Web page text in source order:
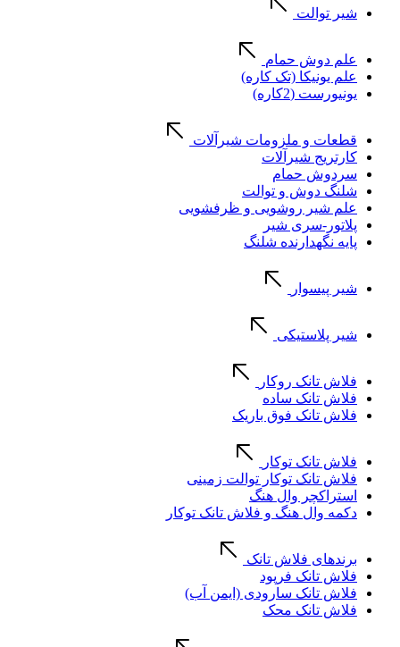
شیر توالت
علم دوش حمام
علم یونیکا (تک کاره)
یونیورست (2کاره)
قطعات و ملزومات شیرآلات
کارتریج شیرآلات
سردوش حمام
شلنگ دوش و توالت
علم شیر روشویی و ظرفشویی
پلاتور-سری شیر
پایه نگهدارنده شلنگ
شیر پیسوار
شیر پلاستیکی
فلاش تانک روکار
فلاش تانک ساده
فلاش تانک فوق باریک
فلاش تانک توکار
فلاش تانک توکار توالت زمینی
استراکچر وال هنگ
دکمه وال هنگ و فلاش تانک توکار
برندهای فلاش تانک
فلاش تانک فرپود
فلاش تانک سارودی (ایمن آب)
فلاش تانک محک